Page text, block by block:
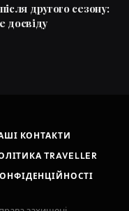
другого сезону:
досвіду
КОНТАКТИ
TRAVELLER